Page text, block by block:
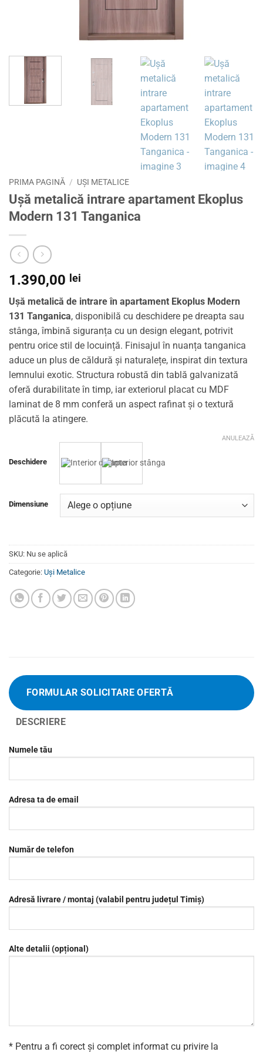
PRIMA PAGINĂ / UȘI METALICE
Ușă metalică intrare apartament Ekoplus
Modern 131 Tanganica
1.390,00 lei
Ușă metalică de intrare în apartament Ekoplus Modern
131 Tanganica, disponibilă cu deschidere pe dreapta sau
stânga, îmbină siguranța cu un design elegant, potrivit
pentru orice stil de locuință. Finisajul în nuanța tanganica
aduce un plus de căldură și naturalețe, inspirat din textura
lemnului exotic. Structura robustă din tablă galvanizată
oferă durabilitate în timp, iar exteriorul placat cu MDF
laminat de 8 mm conferă un aspect rafinat și o textură
plăcută la atingere.
Deschidere
Dimensiune
ANULEAZĂ
SKU: Nu se aplică
Categorie: Uși Metalice
FORMULAR SOLICITARE OFERTĂ
DESCRIERE
Numele tău
Adresa ta de email
Număr de telefon
Adresă livrare / montaj (valabil pentru județul Timiș)
Alte detalii (opțional)
* Pentru a fi corect și complet informat cu privire la